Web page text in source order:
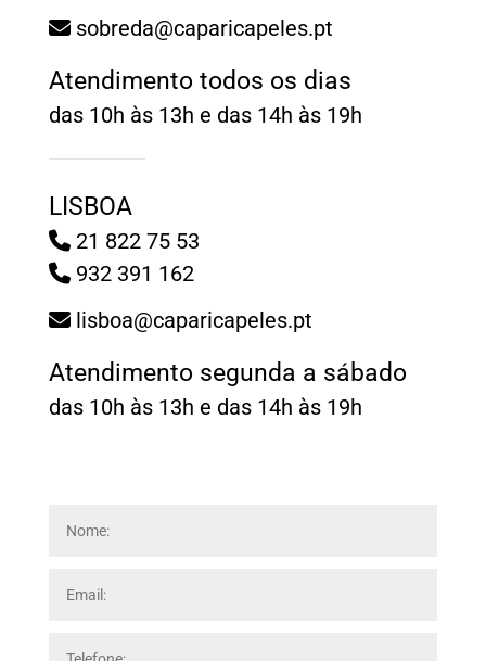
sobreda@caparicapeles.pt
Atendimento todos os dias
das 10h às 13h e das 14h às 19h
LISBOA
21 822 75 53
932 391 162
lisboa@caparicapeles.pt
Atendimento segunda a sábado
das 10h às 13h e das 14h às 19h